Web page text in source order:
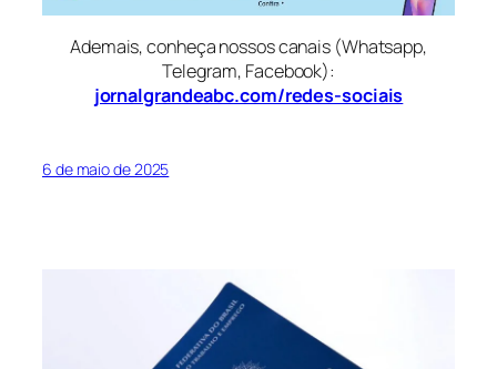
Ademais, conheça nossos canais (Whatsapp,
Telegram, Facebook):
jornalgrandeabc.com/redes-sociais
6 de maio de 2025